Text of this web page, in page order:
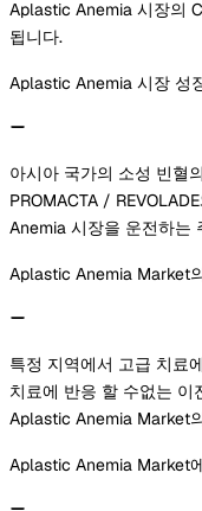
Aplastic Anemia 시장의
됩니다.
Aplastic Anemia 시장 성
아시아 국가의 소성 빈혈
PROMACTA /
Anemia 시장을 운전하는
Aplastic Anemia Market
특정 지역에서 고급 치료
치료에 반응 할 수없는 이
Aplastic Anemia Market
Aplastic Anemia Market